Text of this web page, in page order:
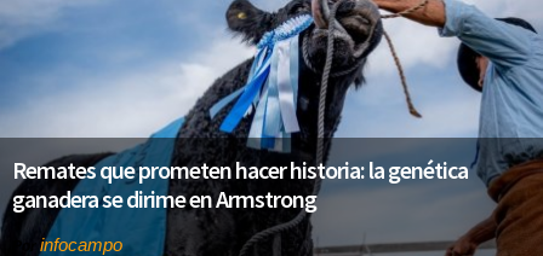
Remates que prometen hacer historia: la genética
ganadera se dirime en Armstrong
infocampo